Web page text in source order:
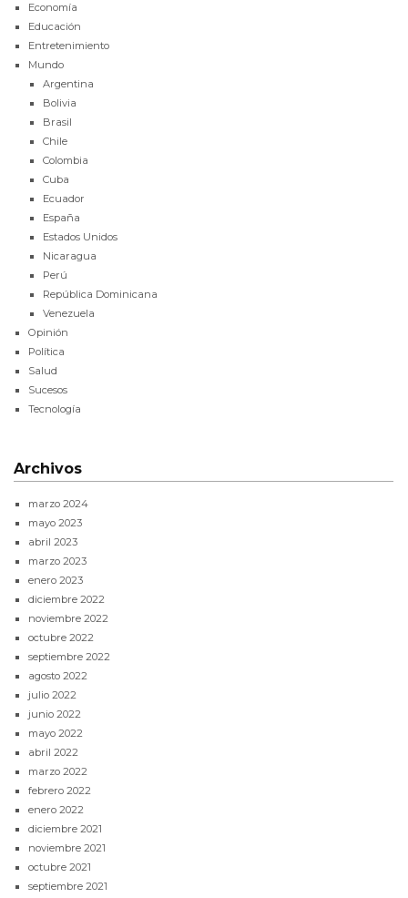
Economía
Educación
Entretenimiento
Mundo
Argentina
Bolivia
Brasil
Chile
Colombia
Cuba
Ecuador
España
Estados Unidos
Nicaragua
Perú
República Dominicana
Venezuela
Opinión
Política
Salud
Sucesos
Tecnología
Archivos
marzo 2024
mayo 2023
abril 2023
marzo 2023
enero 2023
diciembre 2022
noviembre 2022
octubre 2022
septiembre 2022
agosto 2022
julio 2022
junio 2022
mayo 2022
abril 2022
marzo 2022
febrero 2022
enero 2022
diciembre 2021
noviembre 2021
octubre 2021
septiembre 2021